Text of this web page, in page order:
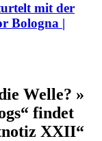
mit der
Bologna |
Welle? »
findet
XXII“